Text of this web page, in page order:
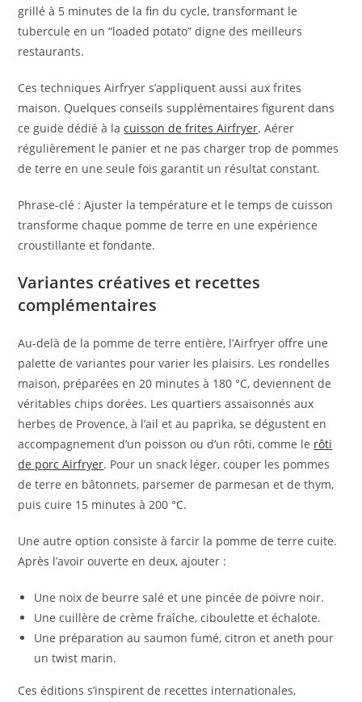
grillé à 5 minutes de la fin du cycle, transformant le
tubercule en un “loaded potato” digne des meilleurs
restaurants.
Ces techniques Airfryer s’appliquent aussi aux frites
maison. Quelques conseils supplémentaires figurent dans
ce guide dédié à lacuisson de frites Airfryer. Aérer
régulièrement le panier et ne pas charger trop de pommes
de terre en une seule fois garantit un résultat constant.
Phrase-clé : Ajuster la température et le temps de cuisson
transforme chaque pomme de terre en une expérience
croustillante et fondante.
Variantes créatives et recettes
complémentaires
Au-delà de la pomme de terre entière, l’Airfryer offre une
palette de variantes pour varier les plaisirs. Les rondelles
maison, préparées en 20 minutes à 180 °C, deviennent de
véritables chips dorées. Les quartiers assaisonnés aux
herbes de Provence, à l’ail et au paprika, se dégustent en
accompagnement d’un poisson ou d’un rôti, comme le rôti
de porc Airfryer. Pour un snack léger, couper les pommes
de terre en bâtonnets, parsemer de parmesan et de thym,
puis cuire 15 minutes à 200 °C.
Une autre option consiste à farcir la pomme de terre cuite.
Après l’avoir ouverte en deux, ajouter :
Une noix de beurre salé et une pincée de poivre noir.
Une cuillère de crème fraîche, ciboulette et échalote.
Une préparation au saumon fumé, citron et aneth pour
un twist marin.
Ces éditions s’inspirent de recettes internationales,